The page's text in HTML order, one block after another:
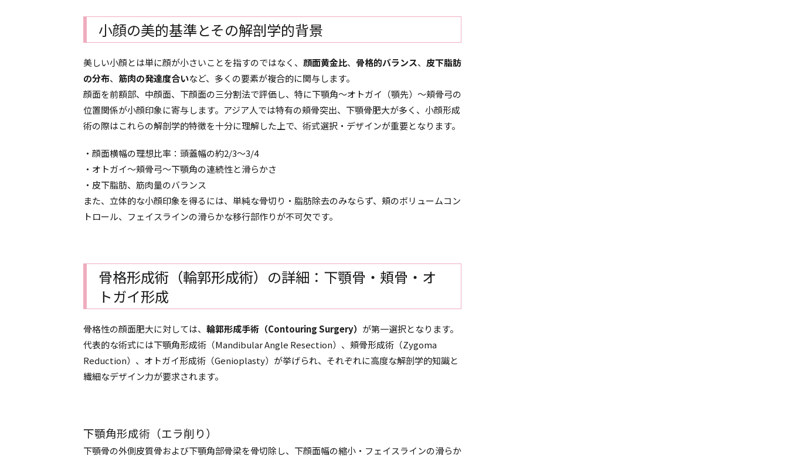
小顔の美的基準とその解剖学的背景
美しい小顔とは単に顔が小さいことを指すのではなく、 顔面黄金比、 骨格的バランス、 皮下脂肪
の分布、 筋肉の発達度合いなど、多くの要素が複合的に関与します。
顔面を前額部、中顔面、下顔面の三分割法で評価し、特に下顎角～オトガイ（顎先）～頬骨弓の
位置関係が小顔印象に寄与します。アジア人では特有の頬骨突出、下顎骨肥大が多く、小顔形成
術の際はこれらの解剖学的特徴を十分に理解した上で、術式選択・デザインが重要となります。
・顔面横幅の理想比率：頭蓋幅の約2/3～3/4
・オトガイ～頬骨弓～下顎角の連続性と滑らかさ
・皮下脂肪、筋肉量のバランス
また、立体的な小顔印象を得るには、単純な骨切り・脂肪除去のみならず、頬のボリュームコン
トロール、フェイスラインの滑らかな移行部作りが不可欠です。
骨格形成術（輪郭形成術）の詳細：下顎骨・頬骨・オ
トガイ形成
骨格性の顔面肥大に対しては、 輪郭形成手術（Contouring Surgery） が第一選択となります。
代表的な術式には下顎角形成術（Mandibular Angle Resection）、頬骨形成術（Zygoma
Reduction）、オトガイ形成術（Genioplasty）が挙げられ、それぞれに高度な解剖学的知識と
繊細なデザイン力が要求されます。
下顎角形成術（エラ削り）
下顎骨の外側皮質骨および下顎角部骨梁を骨切除し、下顔面幅の縮小・フェイスラインの滑らか